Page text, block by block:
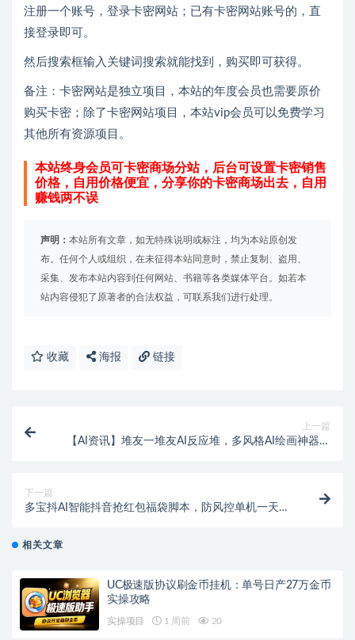
注册一个账号，登录卡密网站；已有卡密网站账号的，直
接登录即可。
然后搜索框输入关键词搜索就能找到，购买即可获得。
备注：卡密网站是独立项目，本站的年度会员也需要原价
购买卡密；除了卡密网站项目，本站vip会员可以免费学习
其他所有资源项目。
本站终身会员可卡密商场分站，后台可设置卡密销售
价格，自用价格便宜，分享你的卡密商场出去，自用
赚钱两不误
声明： 本站所有文章，如无特殊说明或标注，均为本站原创发
布。任何个人或组织，在未征得本站同意时，禁止复制、盗用、
采集、发布本站内容到任何网站、书籍等各类媒体平台。如若本
站内容侵犯了原著者的合法权益，可联系我们进行处理。
收藏 海报 链接
上一篇
【AI资讯】堆友一堆友AI反应堆，多风格AI绘画神器免
下一篇
多宝抖AI智能抖音抢红包福袋脚本，防风控单机一天
相关文章
UC极速版协议刷金币挂机：单号日产27万金币
实操攻略
实操项目 1 周前 20